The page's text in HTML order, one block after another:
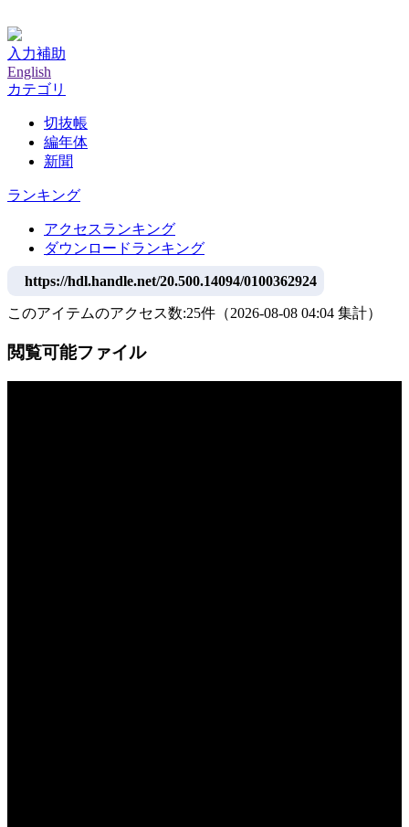
入力補助
English
カテゴリ
切抜帳
編年体
新聞
ランキング
アクセスランキング
ダウンロードランキング
https://hdl.handle.net/20.500.14094/0100362924
このアイテムのアクセス数:25件 （2026-08-08 04:04 集計）
閲覧可能ファイル